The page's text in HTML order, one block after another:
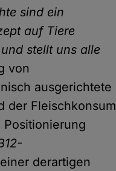
sind ein
auf Tiere
stellt uns alle
von
ausgerichtete
der Fleischkonsum
derartigen